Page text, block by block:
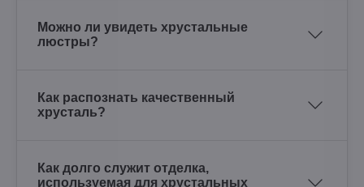
Можно ли увидеть хрустальные
люстры?
Как распознать качественный
хрусталь?
Как долго служит отделка,
используемая для хрустальных